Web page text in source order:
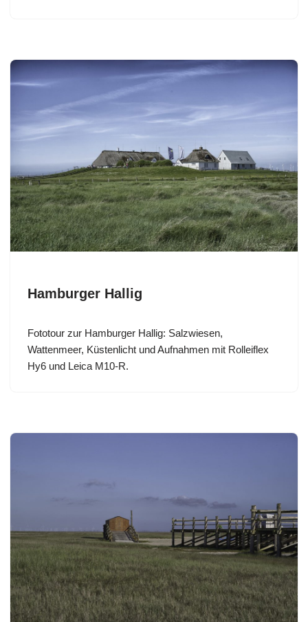
Hamburger Hallig
Fototour zur Hamburger Hallig: Salzwiesen,
Wattenmeer, Küstenlicht und Aufnahmen mit Rolleiflex
Hy6 und Leica M10-R.